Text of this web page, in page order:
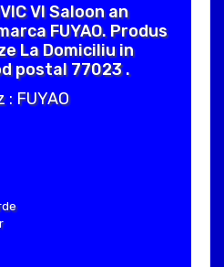
VI Saloon an
FUYAO. Produs
La Domiciliu in
postal 77023 .
FUYAO